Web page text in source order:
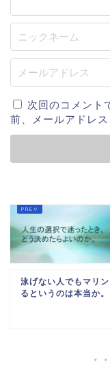
次回のコメント
前、メールアドレス
泳げない人でもマリ
るというのは本当か。